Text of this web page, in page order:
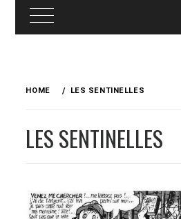
HOME LES SENTINELLES
LES SENTINELLES